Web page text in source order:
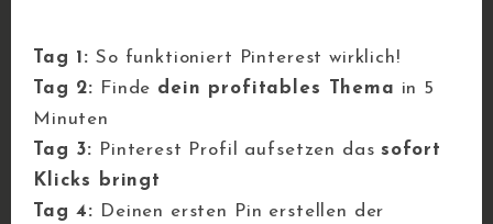
Geschützt: Bibel
Tag 1: So funktioniert Pinterest wirklich!
Tag 2: Finde dein profitables Thema in 5
Minuten
Tag 3: Pinterest Profil aufsetzen dassofort
Klicks bringt
Tag 4: Deinen ersten Pin erstellen der